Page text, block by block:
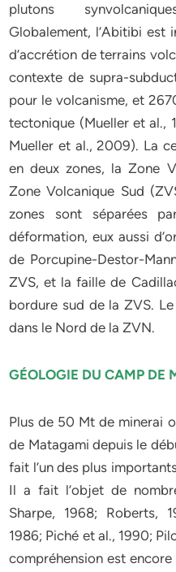
plutons
Globalement, l’Abitibi est
d’accrétion de terrains
contexte de supra-
pour le volcanisme, et
tectonique (Mueller et al.,
Mueller et al., 2009). La
en deux zones, la Zone
Zone Volcanique Sud
zones sont séparées
déformation, eux aussi
de Porcupine-Destor-
ZVS, et la faille de
bordure sud de la ZVS.
dans le Nord de la ZVN.
GÉOLOGIE DU CAMP DE
Plus de 50 Mt de minerai
de Matagami depuis le
fait l’un des plus
Il a fait l’objet de
Sharpe, 1968; Roberts,
1986; Piché et al., 1990;
compréhension est